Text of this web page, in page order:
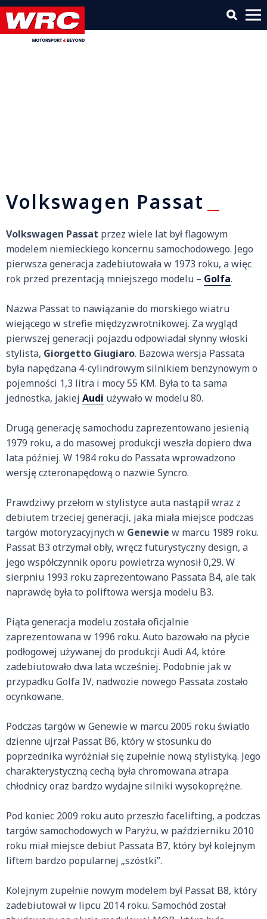
Volkswagen Passat
Volkswagen Passat przez wiele lat był flagowym
modelem niemieckiego koncernu samochodowego. Jego
pierwsza generacja zadebiutowała w 1973 roku, a więc
rok przed prezentacją mniejszego modelu – Golfa.
Nazwa Passat to nawiązanie do morskiego wiatru
wiejącego w strefie międzyzwrotnikowej. Za wygląd
pierwszej generacji pojazdu odpowiadał słynny włoski
stylista, Giorgetto Giugiaro. Bazowa wersja Passata
była napędzana 4-cylindrowym silnikiem benzynowym o
pojemności 1,3 litra i mocy 55 KM. Była to ta sama
jednostka, jakiej Audi używało w modelu 80.
Drugą generację samochodu zaprezentowano jesienią
1979 roku, a do masowej produkcji weszła dopiero dwa
lata później. W 1984 roku do Passata wprowadzono
wersję czteronapędową o nazwie Syncro.
Prawdziwy przełom w stylistyce auta nastąpił wraz z
debiutem trzeciej generacji, jaka miała miejsce podczas
targów motoryzacyjnych w Genewie w marcu 1989 roku.
Passat B3 otrzymał obły, wręcz futurystyczny design, a
jego współczynnik oporu powietrza wynosił 0,29. W
sierpniu 1993 roku zaprezentowano Passata B4, ale tak
naprawdę była to poliftowa wersja modelu B3.
Piąta generacja modelu została oficjalnie
zaprezentowana w 1996 roku. Auto bazowało na płycie
podłogowej używanej do produkcji Audi A4, które
zadebiutowało dwa lata wcześniej. Podobnie jak w
przypadku Golfa IV, nadwozie nowego Passata zostało
ocynkowane.
Podczas targów w Genewie w marcu 2005 roku światło
dzienne ujrzał Passat B6, który w stosunku do
poprzednika wyróżniał się zupełnie nową stylistyką. Jego
charakterystyczną cechą była chromowana atrapa
chłodnicy oraz bardzo wydajne silniki wysokoprężne.
Pod koniec 2009 roku auto przeszło facelifting, a podczas
targów samochodowych w Paryżu, w październiku 2010
roku miał miejsce debiut Passata B7, który był kolejnym
liftem bardzo popularnej „szóstki”.
Kolejnym zupełnie nowym modelem był Passat B8, który
zadebiutował w lipcu 2014 roku. Samochód został